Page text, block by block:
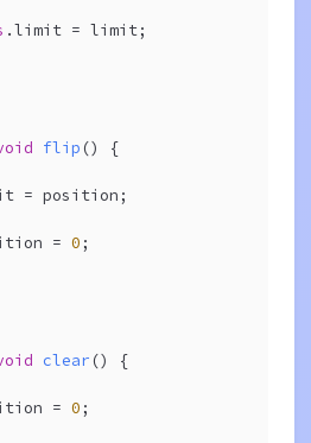
.limit = limit;
flip () {
= position;
=
0 ;
clear () {
=
0 ;